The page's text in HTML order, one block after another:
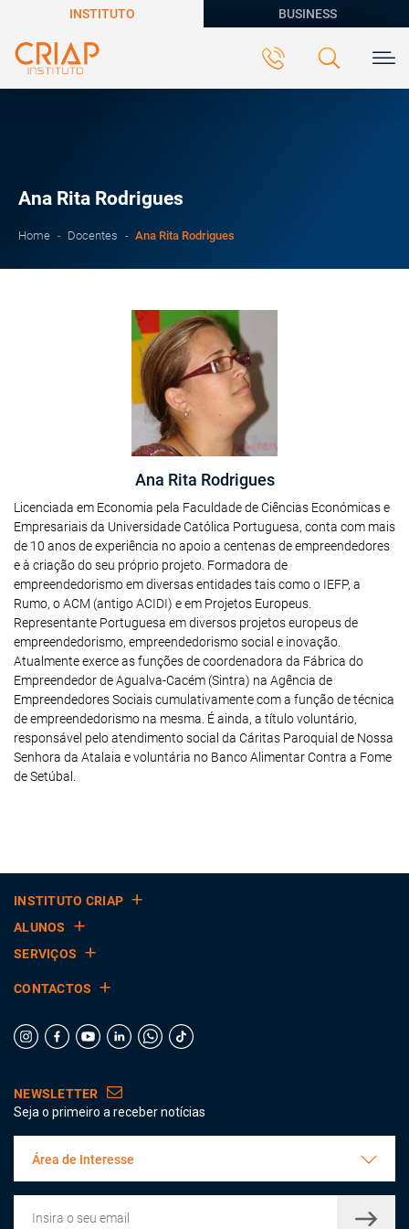
INSTITUTO BUSINESS
Ana Rita Rodrigues
Home Docentes Ana Rita Rodrigues
Ana Rita Rodrigues
Licenciada em Economia pela Faculdade de Ciências Económicas e
Empresariais da Universidade Católica Portuguesa, conta com mais
de 10 anos de experiência no apoio a centenas de empreendedores
e à criação do seu próprio projeto. Formadora de
empreendedorismo em diversas entidades tais como o IEFP, a
Rumo, o ACM (antigo ACIDI) e em Projetos Europeus.
Representante Portuguesa em diversos projetos europeus de
empreendedorismo, empreendedorismo social e inovação.
Atualmente exerce as funções de coordenadora da Fábrica do
Empreendedor de Agualva-Cacém (Sintra) na Agência de
Empreendedores Sociais cumulativamente com a função de técnica
de empreendedorismo na mesma. É ainda, a título voluntário,
responsável pelo atendimento social da Cáritas Paroquial de Nossa
Senhora da Atalaia e voluntária no Banco Alimentar Contra a Fome
de Setúbal.
INSTITUTO CRIAP
ALUNOS
SERVIÇOS
CONTACTOS
NEWSLETTER
Seja o primeiro a receber notícias
Área de Interesse